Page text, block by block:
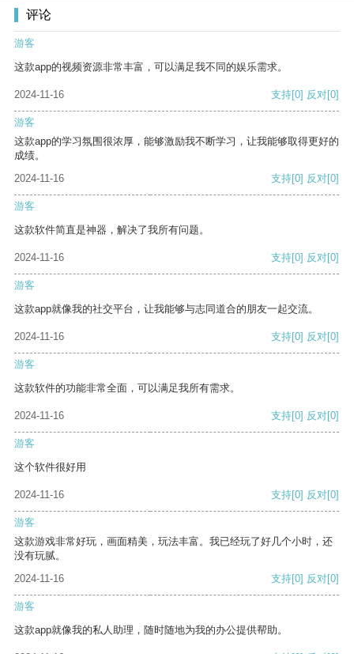
评论
游客
这款app的视频资源非常丰富，可以满足我不同的娱乐需求。
2024-11-16 支持[0] 反对[0]
游客
这款app的学习氛围很浓厚，能够激励我不断学习，让我能够取得更好的
成绩。
2024-11-16
支持[0] 反对[0]
游客
这款软件简直是神器，解决了我所有问题。
2024-11-16 支持[0] 反对[0]
游客
这款app就像我的社交平台，让我能够与志同道合的朋友一起交流。
2024-11-16 支持[0] 反对[0]
游客
这款软件的功能非常全面，可以满足我所有需求。
2024-11-16 支持[0] 反对[0]
游客
这个软件很好用
2024-11-16 支持[0] 反对[0]
游客
这款游戏非常好玩，画面精美，玩法丰富。我已经玩了好几个小时，还
没有玩腻。
2024-11-16
支持[0] 反对[0]
游客
这款app就像我的私人助理，随时随地为我的办公提供帮助。